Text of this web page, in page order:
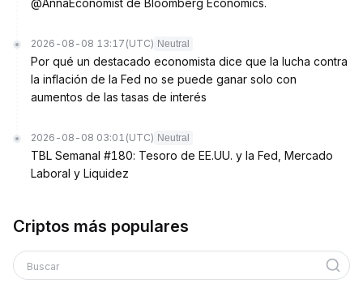
@AnnaEconomist de Bloomberg Economics.
2026-08-08 13:17 (UTC) Neutral
Por qué un destacado economista dice que la lucha contra
la inflación de la Fed no se puede ganar solo con
aumentos de las tasas de interés
2026-08-08 03:01 (UTC) Neutral
TBL Semanal #180: Tesoro de EE.UU. y la Fed, Mercado
Laboral y Liquidez
Criptos más populares
Buscar